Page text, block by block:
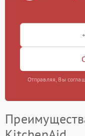
Отправляя, Вы